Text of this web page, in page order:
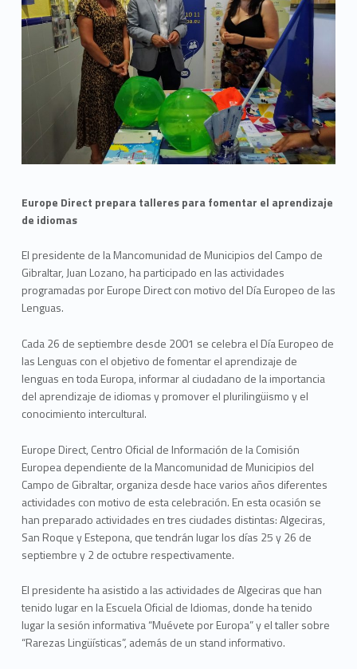
Europe Direct prepara talleres para fomentar el aprendizaje
de idiomas
El presidente de la Mancomunidad de Municipios del Campo de
Gibraltar, Juan Lozano, ha participado en las actividades
programadas por Europe Direct con motivo del Día Europeo de las
Lenguas.
Cada 26 de septiembre desde 2001 se celebra el Día Europeo de
las Lenguas con el objetivo de fomentar el aprendizaje de
lenguas en toda Europa, informar al ciudadano de la importancia
del aprendizaje de idiomas y promover el plurilingüismo y el
conocimiento intercultural.
Europe Direct, Centro Oficial de Información de la Comisión
Europea dependiente de la Mancomunidad de Municipios del
Campo de Gibraltar, organiza desde hace varios años diferentes
actividades con motivo de esta celebración. En esta ocasión se
han preparado actividades en tres ciudades distintas: Algeciras,
San Roque y Estepona, que tendrán lugar los días 25 y 26 de
septiembre y 2 de octubre respectivamente.
El presidente ha asistido a las actividades de Algeciras que han
tenido lugar en la Escuela Oficial de Idiomas, donde ha tenido
lugar la sesión informativa “Muévete por Europa” y el taller sobre
“Rarezas Lingüísticas”, además de un stand informativo.